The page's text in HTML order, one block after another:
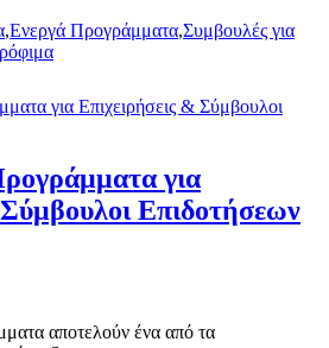
,Ενεργά Προγράμματα,Συμβουλές για
για
Επιδοτήσεων
αποτελούν ένα από τα